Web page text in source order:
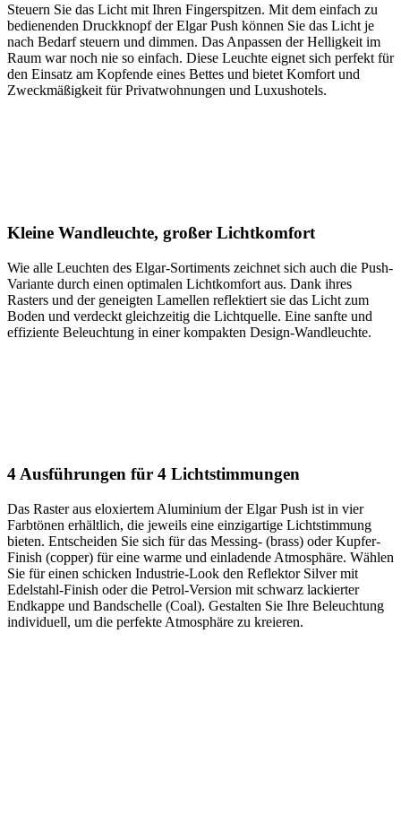
Steuern Sie das Licht mit Ihren Fingerspitzen. Mit dem einfach zu
bedienenden Druckknopf der Elgar Push können Sie das Licht je
nach Bedarf steuern und dimmen. Das Anpassen der Helligkeit im
Raum war noch nie so einfach. Diese Leuchte eignet sich perfekt für
den Einsatz am Kopfende eines Bettes und bietet Komfort und
Zweckmäßigkeit für Privatwohnungen und Luxushotels.
Kleine Wandleuchte, großer Lichtkomfort
Wie alle Leuchten des Elgar-Sortiments zeichnet sich auch die Push-
Variante durch einen optimalen Lichtkomfort aus. Dank ihres
Rasters und der geneigten Lamellen reflektiert sie das Licht zum
Boden und verdeckt gleichzeitig die Lichtquelle. Eine sanfte und
effiziente Beleuchtung in einer kompakten Design-Wandleuchte.
4 Ausführungen für 4 Lichtstimmungen
Das Raster aus eloxiertem Aluminium der Elgar Push ist in vier
Farbtönen erhältlich, die jeweils eine einzigartige Lichtstimmung
bieten. Entscheiden Sie sich für das Messing- (brass) oder Kupfer-
Finish (copper) für eine warme und einladende Atmosphäre. Wählen
Sie für einen schicken Industrie-Look den Reflektor Silver mit
Edelstahl-Finish oder die Petrol-Version mit schwarz lackierter
Endkappe und Bandschelle (Coal). Gestalten Sie Ihre Beleuchtung
individuell, um die perfekte Atmosphäre zu kreieren.